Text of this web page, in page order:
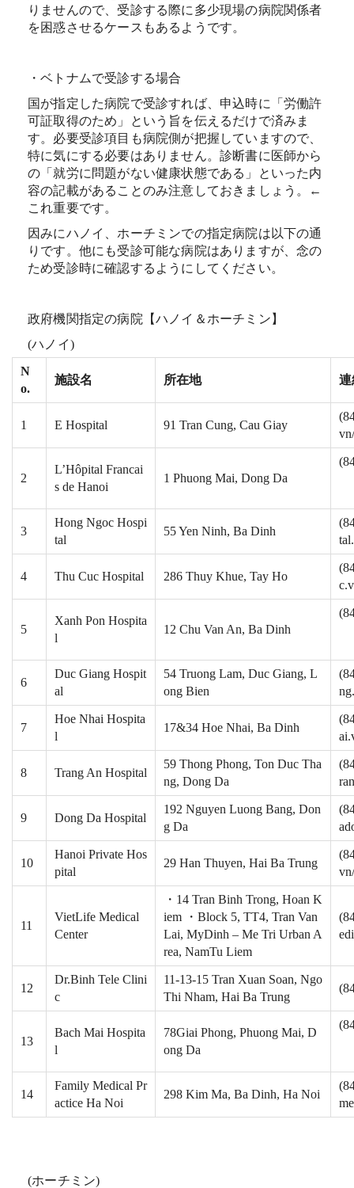
りませんので、受診する際に多少現場の病院関係者
を困惑させるケースもあるようです。
・ベトナムで受診する場合
国が指定した病院で受診すれば、申込時に「労働許
可証取得のため」という旨を伝えるだけで済みま
す。必要受診項目も病院側が把握していますので、
特に気にする必要はありません。診断書に医師から
の「就労に問題がない健康状態である」といった内
容の記載があることのみ注意しておきましょう。←
これ重要です。
因みにハノイ、ホーチミンでの指定病院は以下の通
りです。他にも受診可能な病院はありますが、念の
ため受診時に確認するようにしてください。
政府機関指定の病院【ハノイ＆ホーチミン】
(ハノイ)
N
o.
施設名 所在地 連
1 E Hospital 91 Tran Cung, Cau Giay
vn/
2
L’Hôpital Francai
s de Hanoi
1 Phuong Mai, Dong Da
3
Hong Ngoc Hospi
tal
55 Yen Ninh, Ba Dinh
4 Thu Cuc Hospital 286 Thuy Khue, Tay Ho
5
Xanh Pon Hospita
l
12 Chu Van An, Ba Dinh
6
Duc Giang Hospit
al
54 Truong Lam, Duc Giang, L
ong Bien
7
Hoe Nhai Hospita
l
17&34 Hoe Nhai, Ba Dinh
8 Trang An Hospital
59 Thong Phong, Ton Duc Tha
ng, Dong Da
9 Dong Da Hospital
192 Nguyen Luong Bang, Don
g Da
10
Hanoi Private Hos
pital
29 Han Thuyen, Hai Ba Trung
vn/
11
VietLife Medical
Center
・14 Tran Binh Trong, Hoan K
iem ・Block 5, TT4, Tran Van
Lai, MyDinh – Me Tri Urban A
rea, NamTu Liem
12
Dr.Binh Tele Clini
c
11-13-15 Tran Xuan Soan, Ngo
Thi Nham, Hai Ba Trung
13
Bach Mai Hospita
l
78Giai Phong, Phuong Mai, D
ong Da
14
Family Medical Pr
actice Ha Noi
298 Kim Ma, Ba Dinh, Ha Noi
(ホーチミン)